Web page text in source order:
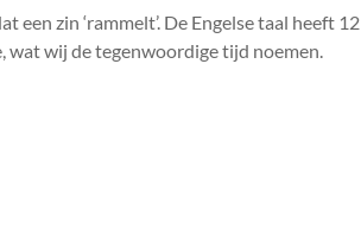
zin ‘rammelt’. De Engelse taal heeft 12
wat wij de tegenwoordige tijd noemen.